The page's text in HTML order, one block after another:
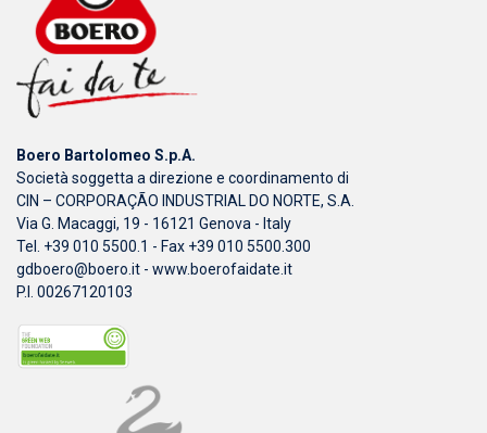
Boero Bartolomeo S.p.A.
Società soggetta a direzione e coordinamento di
CIN – CORPORAÇÃO INDUSTRIAL DO NORTE, S.A.
Via G. Macaggi, 19 - 16121 Genova - Italy
Tel. +39 010 5500.1 - Fax +39 010 5500.300
gdboero@boero.it - www.boerofaidate.it
P.I. 00267120103